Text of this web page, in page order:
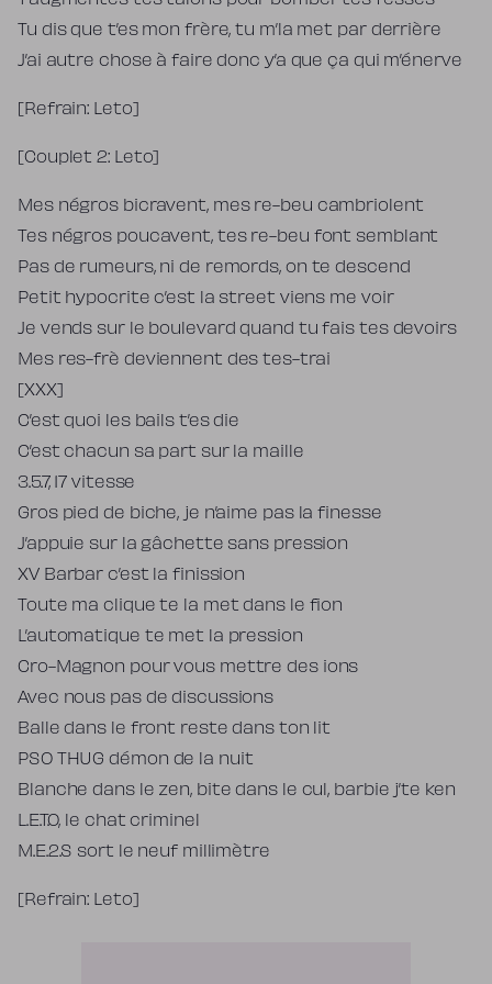
Tu dis que t’es mon frère, tu m’la met par derrière
J’ai autre chose à faire donc y’a que ça qui m’énerve
[Refrain: Leto]
[Couplet 2: Leto]
Mes négros bicravent, mes re-beu cambriolent
Tes négros poucavent, tes re-beu font semblant
Pas de rumeurs, ni de remords, on te descend
Petit hypocrite c’est la street viens me voir
Je vends sur le boulevard quand tu fais tes devoirs
Mes res-frè deviennent des tes-trai
[XXX]
C’est quoi les bails t’es die
C’est chacun sa part sur la maille
3.5.7, 17 vitesse
Gros pied de biche, je n’aime pas la finesse
J’appuie sur la gâchette sans pression
XV Barbar c’est la finission
Toute ma clique te la met dans le fion
L’automatique te met la pression
Cro-Magnon pour vous mettre des ions
Avec nous pas de discussions
Balle dans le front reste dans ton lit
PSO THUG démon de la nuit
Blanche dans le zen, bite dans le cul, barbie j’te ken
L.E.T.O, le chat criminel
M.E.2.S sort le neuf millimètre
[Refrain: Leto]